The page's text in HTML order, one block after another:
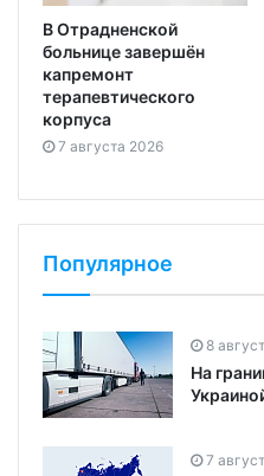
В Отрадненской
больнице завершён
капремонт
терапевтического
корпуса
7 августа 2026
Популярное
8
На
7